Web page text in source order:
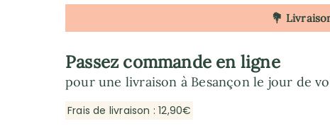
💐
Passez commande en ligne
pour une livraison à Besançon le jour de
Frais de livraison : 12,90€